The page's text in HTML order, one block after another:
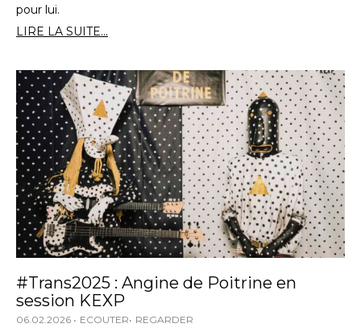
pour lui.
LIRE LA SUITE...
#Trans2025 : Angine de Poitrine en
session KEXP
06.02.2026 ECOUTER REGARDER